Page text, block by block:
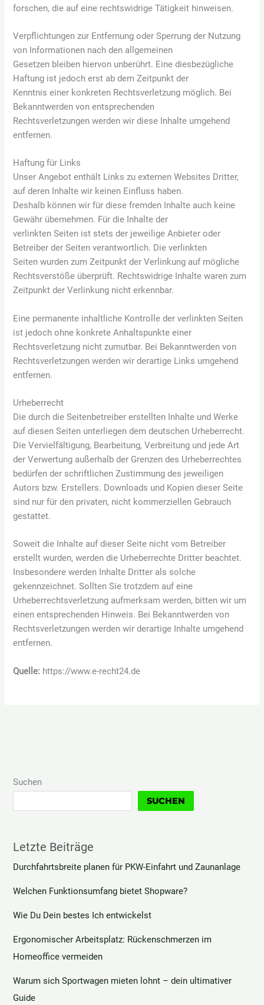
forschen, die auf eine rechtswidrige Tätigkeit hinweisen.
Verpflichtungen zur Entfernung oder Sperrung der Nutzung
von Informationen nach den allgemeinen
Gesetzen bleiben hiervon unberührt. Eine diesbezügliche
Haftung ist jedoch erst ab dem Zeitpunkt der
Kenntnis einer konkreten Rechtsverletzung möglich. Bei
Bekanntwerden von entsprechenden
Rechtsverletzungen werden wir diese Inhalte umgehend
entfernen.
Haftung für Links
Unser Angebot enthält Links zu externen Websites Dritter,
auf deren Inhalte wir keinen Einfluss haben.
Deshalb können wir für diese fremden Inhalte auch keine
Gewähr übernehmen. Für die Inhalte der
verlinkten Seiten ist stets der jeweilige Anbieter oder
Betreiber der Seiten verantwortlich. Die verlinkten
Seiten wurden zum Zeitpunkt der Verlinkung auf mögliche
Rechtsverstöße überprüft. Rechtswidrige Inhalte waren zum
Zeitpunkt der Verlinkung nicht erkennbar.
Eine permanente inhaltliche Kontrolle der verlinkten Seiten
ist jedoch ohne konkrete Anhaltspunkte einer
Rechtsverletzung nicht zumutbar. Bei Bekanntwerden von
Rechtsverletzungen werden wir derartige Links umgehend
entfernen.
Urheberrecht
Die durch die Seitenbetreiber erstellten Inhalte und Werke
auf diesen Seiten unterliegen dem deutschen Urheberrecht.
Die Vervielfältigung, Bearbeitung, Verbreitung und jede Art
der Verwertung außerhalb der Grenzen des Urheberrechtes
bedürfen der schriftlichen Zustimmung des jeweiligen
Autors bzw. Erstellers. Downloads und Kopien dieser Seite
sind nur für den privaten, nicht kommerziellen Gebrauch
gestattet.
Soweit die Inhalte auf dieser Seite nicht vom Betreiber
erstellt wurden, werden die Urheberrechte Dritter beachtet.
Insbesondere werden Inhalte Dritter als solche
gekennzeichnet. Sollten Sie trotzdem auf eine
Urheberrechtsverletzung aufmerksam werden, bitten wir um
einen entsprechenden Hinweis. Bei Bekanntwerden von
Rechtsverletzungen werden wir derartige Inhalte umgehend
entfernen.
Quelle: https://www.e-recht24.de
Suchen
SUCHEN
Letzte Beiträge
Durchfahrtsbreite planen für PKW-Einfahrt und Zaunanlage
Welchen Funktionsumfang bietet Shopware?
Wie Du Dein bestes Ich entwickelst
Ergonomischer Arbeitsplatz: Rückenschmerzen im
Homeoffice vermeiden
Warum sich Sportwagen mieten lohnt – dein ultimativer
Guide